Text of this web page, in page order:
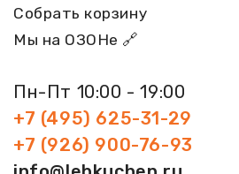
Собрать корзину
Мы на ОЗОНе 🔗
Пн-Пт 10:00 - 19:00
+7 (495) 625-31-29
+7 (926) 900-76-93